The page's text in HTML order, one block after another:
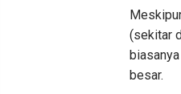
(sekitar
besar.